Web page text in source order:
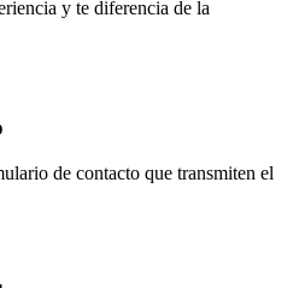
y te diferencia de la
de contacto que transmiten el